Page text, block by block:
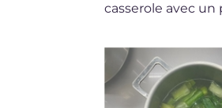
casserole avec